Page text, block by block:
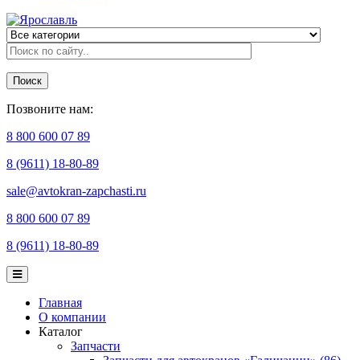
Поиск
Позвоните нам:
8 800 600 07 89
8 (9611) 18-80-89
sale@avtokran-zapchasti.ru
8 800 600 07 89
8 (9611) 18-80-89
Главная
О компании
Каталог
Запчасти